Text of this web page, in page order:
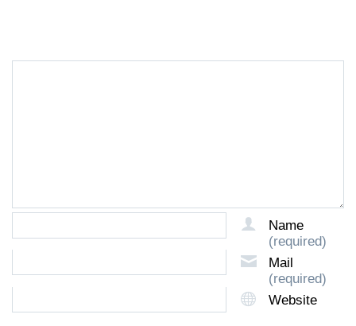
Name
(required)
Mail
(required)
Website